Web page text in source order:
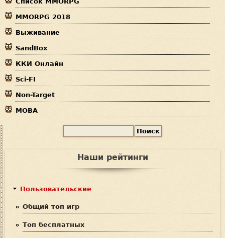
з
д
е
с
ь
MMORPG 2018
Выживание
SandBox
ККИ Онлайн
Sci-FI
Non-Target
MOBA
Наши рейтинги
Пользовательские
Общий топ игр
Топ бесплатных